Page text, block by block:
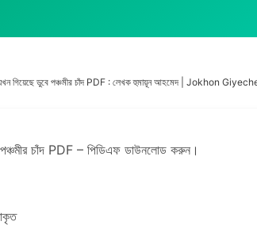
গিয়েছে ডুবে পঞ্চমীর চাঁদ PDF : লেখক হুমায়ূন আহমেদ | Jokhon
চাঁদ PDF – পিডিএফ ডাউনলোড করুন।